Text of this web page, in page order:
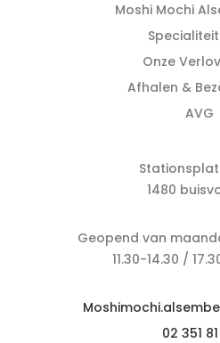
Moshi Mochi
Onze
Afhalen &
AVG
1480
Geopend van
11.30-14.30 /
02 351